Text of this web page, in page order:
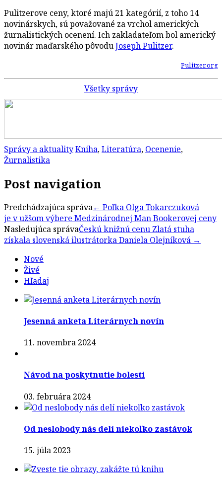
Pulitzerove ceny, ktoré majú 21 kategórií, z toho 14
novinárskych, sú považované za vrchol amerických
žurnalistických ocenení. Ich zakladateľom bol americký
novinár maďarského pôvoduJoseph Pulitzer.
Pulitzer.org
Všetky správy
Správy a aktualityKniha,Literatúra, Ocenenie,
Žurnalistika
Post navigation
Predchádzajúca správa← Poľka Olga Tokarczuková
je v užšom výbere Medzinárodnej Man Bookerovej ceny
Nasledujúca správaČeskú knižnú cenu Zlatá stuha
získala slovenská ilustrátorka Daniela Olejníková →
Nové
Živé
Hľadaj
Jesenná anketa Literárnych novín
11. novembra 2024
Návod na poskytnutie bolesti
03. februára 2024
Od neslobody nás delí niekoľko zastávok
15. júla 2023